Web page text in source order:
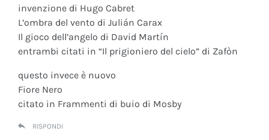
invenzione di Hugo Cabret
L’ombra del vento di Julián Carax
Il gioco dell’angelo di David Martín
entrambi citati in “Il prigioniero del cielo” di Zafòn
questo invece è nuovo
Fiore Nero
citato in Frammenti di buio di Mosby
RISPONDI